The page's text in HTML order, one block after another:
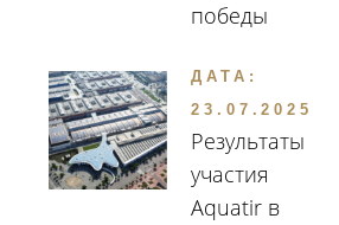
победы
ДАТА:
23.07.2025
Результаты
участия
Aquatir в